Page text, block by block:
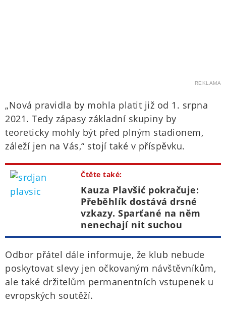
REKLAMA
„Nová pravidla by mohla platit již od 1. srpna
2021. Tedy zápasy základní skupiny by
teoreticky mohly být před plným stadionem,
záleží jen na Vás,“ stojí také v příspěvku.
Čtěte také:
Kauza Plavšić pokračuje:
Přeběhlík dostává drsné
vzkazy. Sparťané na něm
nenechají nit suchou
Odbor přátel dále informuje, že klub nebude
poskytovat slevy jen očkovaným návštěvníkům,
ale také držitelům permanentních vstupenek u
evropských soutěží.